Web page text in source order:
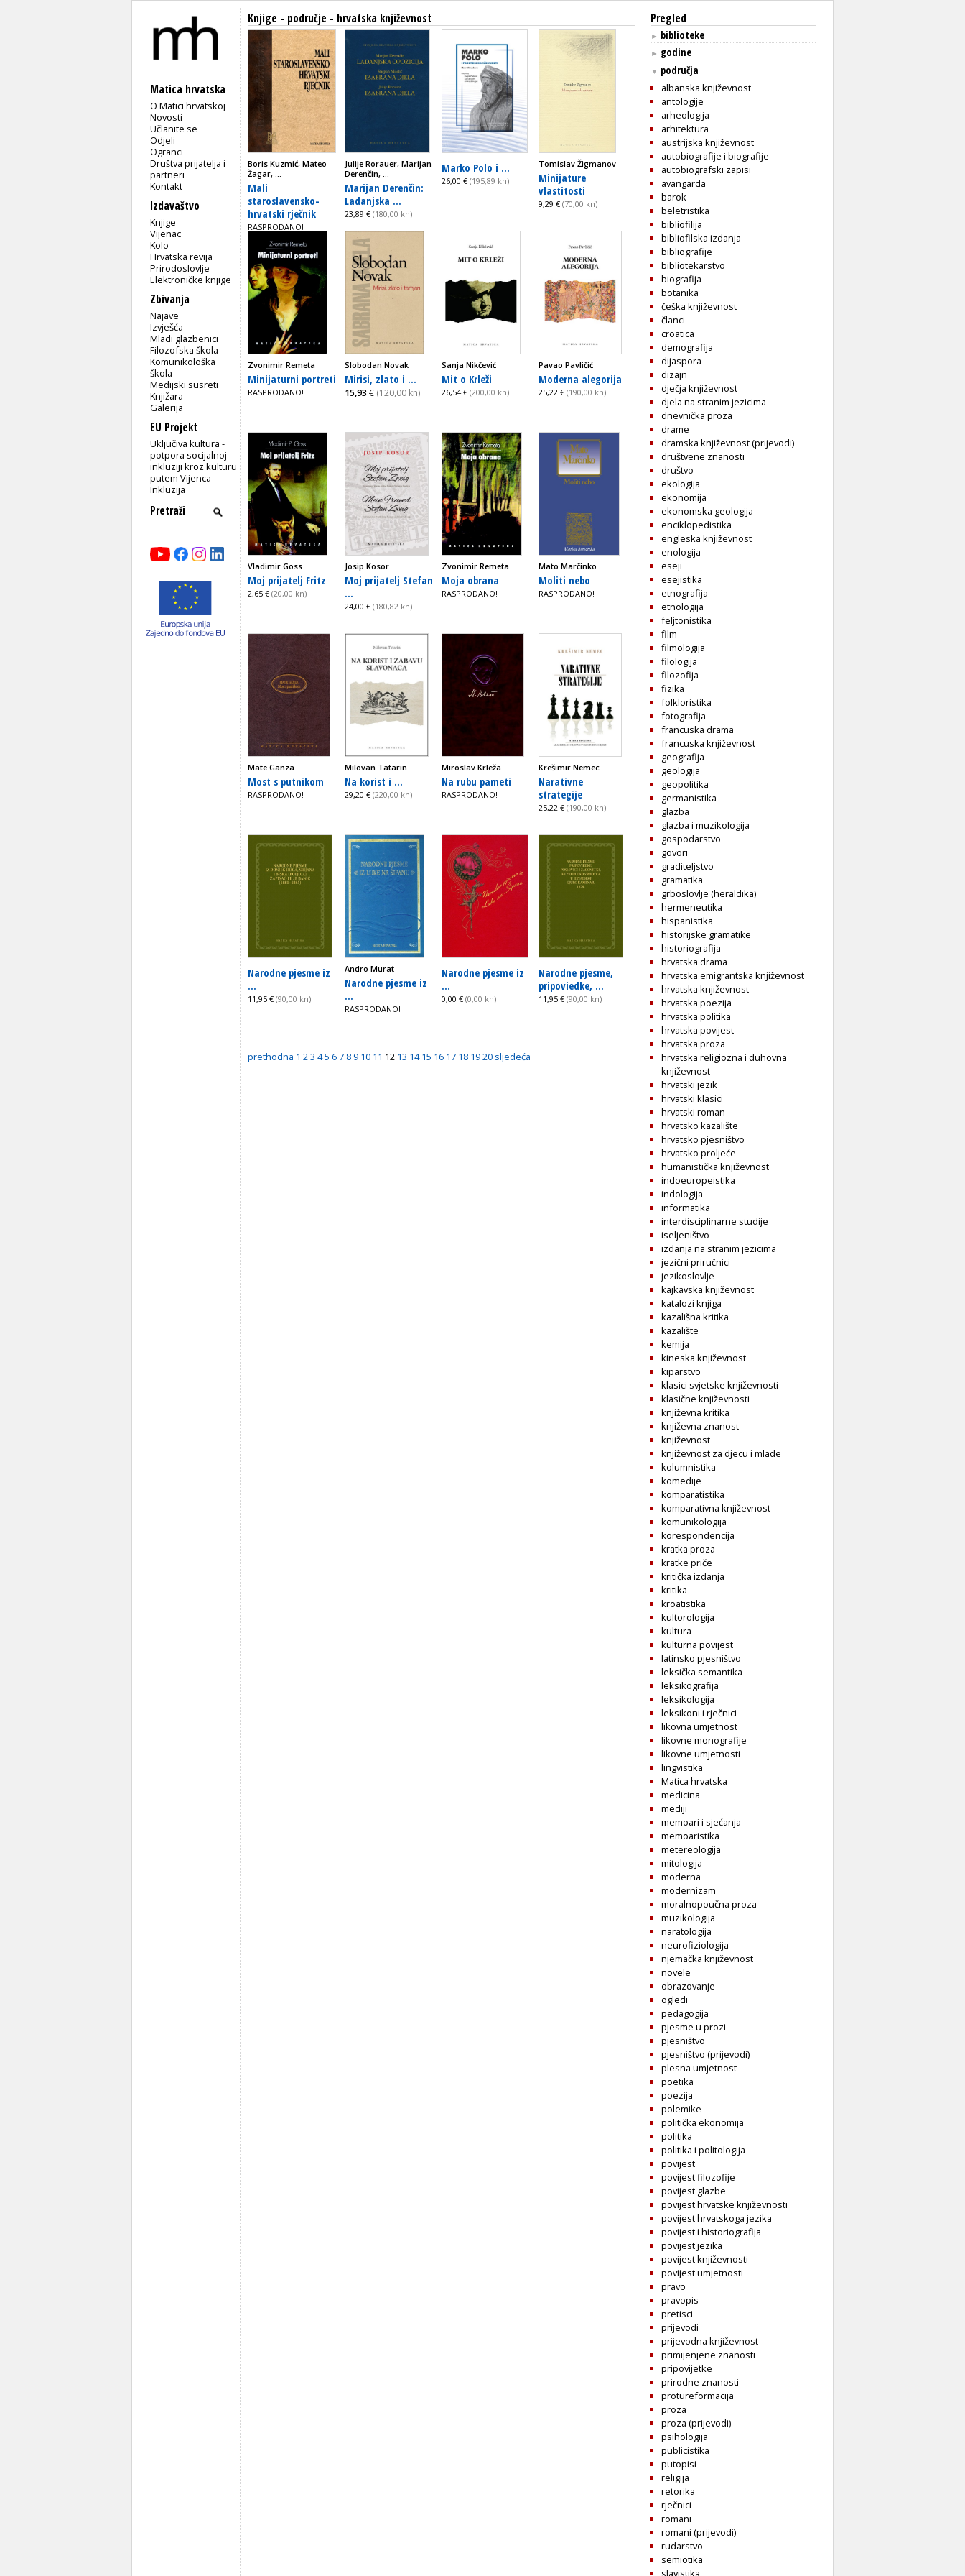
Matica hrvatska
O Matici hrvatskoj
Novosti
Učlanite se
Odjeli
Ogranci
Društva prijatelja i
partneri
Kontakt
Izdavaštvo
Knjige
Vijenac
Kolo
Hrvatska revija
Prirodoslovlje
Elektroničke knjige
Zbivanja
Najave
Izvješća
Mladi glazbenici
Filozofska škola
Komunikološka
škola
Medijski susreti
Knjižara
Galerija
EU Projekt
Uključiva kultura -
potpora socijalnoj
inkluziji kroz kulturu
putem Vijenca
Inkluzija
Knjige - područje - hrvatska književnost
Boris Kuzmić, Mateo
Žagar, ...
Mali
staroslavensko-
hrvatski rječnik
RASPRODANO!
Julije Rorauer, Marijan
Derenčin, ...
Marijan Derenčin:
Ladanjska ...
23,89 € (180,00 kn)
Marko Polo i ...
26,00 € (195,89 kn)
Tomislav Žigmanov
Minijature
vlastitosti
9,29 € (70,00 kn)
Zvonimir Remeta
Minijaturni portreti
RASPRODANO!
Slobodan Novak
Mirisi, zlato i ...
15,93 € (120,00 kn)
Sanja Nikčević
Mit o Krleži
26,54 € (200,00 kn)
Pavao Pavličić
Moderna alegorija
25,22 € (190,00 kn)
Vladimir Goss
Moj prijatelj Fritz
2,65 € (20,00 kn)
Josip Kosor
Moj prijatelj Stefan
...
24,00 € (180,82 kn)
Zvonimir Remeta
Moja obrana
RASPRODANO!
Mato Marčinko
Moliti nebo
RASPRODANO!
Mate Ganza
Most s putnikom
RASPRODANO!
Milovan Tatarin
Na korist i ...
29,20 € (220,00 kn)
Miroslav Krleža
Na rubu pameti
RASPRODANO!
Krešimir Nemec
Narativne
strategije
25,22 € (190,00 kn)
Narodne pjesme iz
...
11,95 € (90,00 kn)
Andro Murat
Narodne pjesme iz
...
RASPRODANO!
Narodne pjesme iz
...
0,00 € (0,00 kn)
Narodne pjesme,
pripoviedke, ...
11,95 € (90,00 kn)
prethodna 1 23 45 6 7 8 9 10 11 12 13 14 15 16 17 18 1920 sljedeća
Pregled
► biblioteke
► godine
▼ područja
albanska književnost
antologije
arheologija
arhitektura
austrijska književnost
autobiografije i biografije
autobiografski zapisi
avangarda
barok
beletristika
bibliofilija
bibliofilska izdanja
bibliografije
bibliotekarstvo
biografija
botanika
češka književnost
članci
croatica
demografija
dijaspora
dizajn
dječja književnost
djela na stranim jezicima
dnevnička proza
drame
dramska književnost (prijevodi)
društvene znanosti
društvo
ekologija
ekonomija
ekonomska geologija
enciklopedistika
engleska književnost
enologija
eseji
esejistika
etnografija
etnologija
feljtonistika
film
filmologija
filologija
filozofija
fizika
folkloristika
fotografija
francuska drama
francuska književnost
geografija
geologija
geopolitika
germanistika
glazba
glazba i muzikologija
gospodarstvo
govori
graditeljstvo
gramatika
grboslovlje (heraldika)
hermeneutika
hispanistika
historijske gramatike
historiografija
hrvatska drama
hrvatska emigrantska književnost
hrvatska književnost
hrvatska poezija
hrvatska politika
hrvatska povijest
hrvatska proza
hrvatska religiozna i duhovna
književnost
hrvatski jezik
hrvatski klasici
hrvatski roman
hrvatsko kazalište
hrvatsko pjesništvo
hrvatsko proljeće
humanistička književnost
indoeuropeistika
indologija
informatika
interdisciplinarne studije
iseljeništvo
izdanja na stranim jezicima
jezični priručnici
jezikoslovlje
kajkavska književnost
katalozi knjiga
kazališna kritika
kazalište
kemija
kineska književnost
kiparstvo
klasici svjetske književnosti
klasične književnosti
književna kritika
književna znanost
književnost
književnost za djecu i mlade
kolumnistika
komedije
komparatistika
komparativna književnost
komunikologija
korespondencija
kratka proza
kratke priče
kritička izdanja
kritika
kroatistika
kultorologija
kultura
kulturna povijest
latinsko pjesništvo
leksička semantika
leksikografija
leksikologija
leksikoni i rječnici
likovna umjetnost
likovne monografije
likovne umjetnosti
lingvistika
Matica hrvatska
medicina
mediji
memoari i sjećanja
memoaristika
metereologija
mitologija
moderna
modernizam
moralnopoučna proza
muzikologija
naratologija
neurofiziologija
njemačka književnost
novele
obrazovanje
ogledi
pedagogija
pjesme u prozi
pjesništvo
pjesništvo (prijevodi)
plesna umjetnost
poetika
poezija
polemike
politička ekonomija
politika
politika i politologija
povijest
povijest filozofije
povijest glazbe
povijest hrvatske književnosti
povijest hrvatskoga jezika
povijest i historiografija
povijest jezika
povijest književnosti
povijest umjetnosti
pravo
pravopis
pretisci
prijevodi
prijevodna književnost
primijenjene znanosti
pripovijetke
prirodne znanosti
protureformacija
proza
proza (prijevodi)
psihologija
publicistika
putopisi
religija
retorika
rječnici
romani
romani (prijevodi)
rudarstvo
semiotika
slavistika